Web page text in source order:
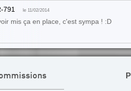
791 le 11/02/2014
mis ça en place, c'est sympa ! :D